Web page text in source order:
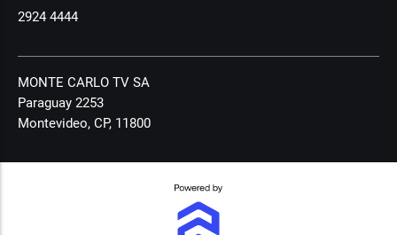
2924 4444
MONTE CARLO TV SA
Paraguay 2253
Montevideo, CP, 11800